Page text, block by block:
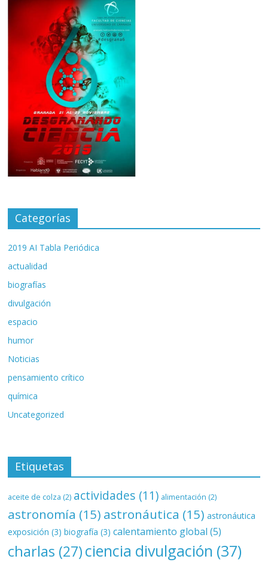
Categorías
2019 AI Tabla Periódica
actualidad
biografías
divulgación
espacio
humor
Noticias
pensamiento crítico
química
Uncategorized
Etiquetas
aceite de colza (2) actividades (11) alimentación (2)
astronomía (15) astronáutica (15) astronáutica
exposición (3) biografía (3) calentamiento global (5)
charlas (27)ciencia divulgación (37)